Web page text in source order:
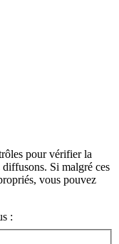
pour vérifier la
Si malgré ces
vous pouvez
: